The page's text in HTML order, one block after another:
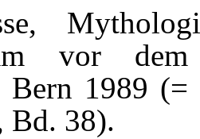
vor
Bern 1989 (=
Bd. 38).